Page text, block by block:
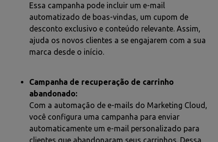
Essa campanha pode incluir um e-mail
automatizado de boas-vindas, um cupom de
desconto exclusivo e conteúdo relevante. Assim,
ajuda os novos clientes a se engajarem com a sua
marca desde o início.
Campanha de recuperação de carrinho
abandonado:
Com a automação de e-mails do Marketing Cloud,
você configura uma campanha para enviar
automaticamente um e-mail personalizado para
clientes que abandonaram seus carrinhos. Dessa